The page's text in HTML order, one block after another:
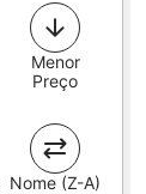
Menor
Preço
Nome (Z-A)